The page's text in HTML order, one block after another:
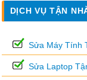
DỊCH VỤ TẬN
Sửa Máy Tính
Sửa Laptop